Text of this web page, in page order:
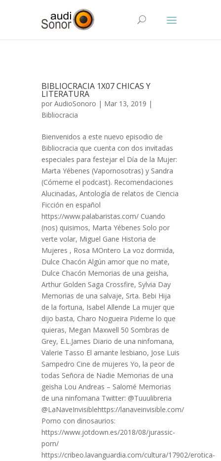
BIBLIOCRACIA 1X07 CHICAS Y
LITERATURA
por AudioSonoro | Mar 13, 2019 |
Bibliocracia
Bienvenidos a este nuevo episodio de
Bibliocracia que cuenta con dos invitadas
especiales para festejar el Día de la Mujer:
Marta Yébenes (Vapornosotras) y Sandra
(Cómeme el podcast). Recomendaciones
Alucinadas, Antología de relatos de Ciencia
Ficción en español
https://www.palabaristas.com/ Cuando
(nos) quisimos, Marta Yébenes Solo por
verte volar, Miguel Gane Historia de
Mujeres , Rosa MOntero La voz dormida,
Dulce Chacón Algún amor que no mate,
Dulce Chacón Memorias de una geisha,
Arthur Golden Saga Crossfire, Sylvia Day
Memorias de una salvaje, Srta. Bebi Hija
de la fortuna, Isabel Allende La mujer que
dijo basta, Charo Nogueira Pideme lo que
quieras, Megan Maxwell 50 Sombras de
Grey, E.L.James Diario de una ninfomana,
Valerie Tasso El amante lesbiano, Jose Luis
Sampedro Cine de mujeres Yo, la peor de
todas Señora de Nadie Memorias de una
geisha Lou Andreas – Salomé Memorias
de una ninfomana Twitter: @Tuuulibreria
@LaNaveInvisiblehttps://lanaveinvisible.com/
Porno con dinosaurios:
https://www.jotdown.es/2018/08/jurassic-
porn/
https://cribeo.lavanguardia.com/cultura/17902/erotica-